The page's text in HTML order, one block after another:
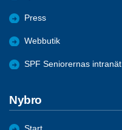
Press
Webbutik
SPF Seniorernas intranät
Nybro